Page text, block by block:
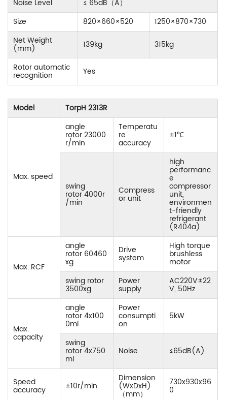
Noise Level ≤ 65dB （A）
Size
820×660×520
1250×870×730
Net Weight
(mm) 139kg 315kg
Rotor automatic
recognition Yes
Model TorpH 2313R
Max. speed
angle
rotor 23000
r/min
Temperatu
re
accuracy
±1℃
swing
rotor 4000r
/min
Compress
or unit
high
performanc
e
compressor
unit,
environmen
t-friendly
refrigerant
(R404a)
Max. RCF
angle
rotor 60460
xg
Drive
system
High torque
brushless
motor
swing rotor
3500xg
Power
supply
AC220V±22
V, 50Hz
Max.
capacity
angle
rotor 4x100
0ml
Power
consumpti
on
5kW
swing
rotor 4x750
ml
Noise ≤65dB(A)
Speed
accuracy ±10r/min
Dimension
(WxDxH)
（mm）
730x930x96
0